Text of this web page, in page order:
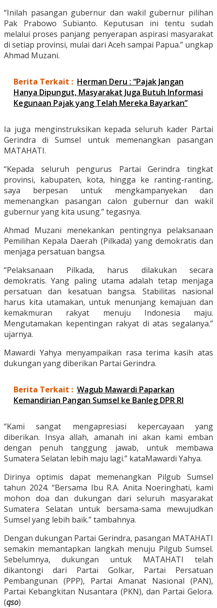
“Inilah pasangan gubernur dan wakil gubernur pilihan
Pak Prabowo Subianto. Keputusan ini tentu sudah
melalui proses panjang penyerapan aspirasi masyarakat
di setiap provinsi, mulai dari Aceh sampai Papua.” ungkap
Ahmad Muzani.
Berita Terkait : Herman Deru : “Pajak Jangan
Hanya Dipungut, Masyarakat Juga Butuh Informasi
Kegunaan Pajak yang Telah Mereka Bayarkan”
Ia juga menginstruksikan kepada seluruh kader Partai
Gerindra di Sumsel untuk memenangkan pasangan
MATAHATI.
“Kepada seluruh pengurus Partai Gerindra tingkat
provinsi, kabupaten, kota, hingga ke ranting-ranting,
saya berpesan untuk mengkampanyekan dan
memenangkan pasangan calon gubernur dan wakil
gubernur yang kita usung.” tegasnya.
Ahmad Muzani menekankan pentingnya pelaksanaan
Pemilihan Kepala Daerah (Pilkada) yang demokratis dan
menjaga persatuan bangsa.
“Pelaksanaan Pilkada, harus dilakukan secara
demokratis. Yang paling utama adalah tetap menjaga
persatuan dan kesatuan bangsa. Stabilitas nasional
harus kita utamakan, untuk menunjang kemajuan dan
kemakmuran rakyat menuju Indonesia maju.
Mengutamakan kepentingan rakyat di atas segalanya.”
ujarnya.
Mawardi Yahya menyampaikan rasa terima kasih atas
dukungan yang diberikan Partai Gerindra.
Berita Terkait : Wagub Mawardi Paparkan
Kemandirian Pangan Sumsel ke Banleg DPR RI
“Kami sangat mengapresiasi kepercayaan yang
diberikan. Insya allah, amanah ini akan kami emban
dengan penuh tanggung jawab, untuk membawa
Sumatera Selatan lebih maju lagi.” kataMawardi Yahya.
Dirinya optimis dapat memenangkan Pilgub Sumsel
tahun 2024. “Bersama Ibu R.A. Anita Noeringhati, kami
mohon doa dan dukungan dari seluruh masyarakat
Sumatera Selatan untuk bersama-sama mewujudkan
Sumsel yang lebih baik.” tambahnya.
Dengan dukungan Partai Gerindra, pasangan MATAHATI
semakin memantapkan langkah menuju Pilgub Sumsel.
Sebelumnya, dukungan untuk MATAHATI telah
dikantongi dari Partai Golkar, Partai Persatuan
Pembangunan (PPP), Partai Amanat Nasional (PAN),
Partai Kebangkitan Nusantara (PKN), dan Partai Gelora.
(qso)